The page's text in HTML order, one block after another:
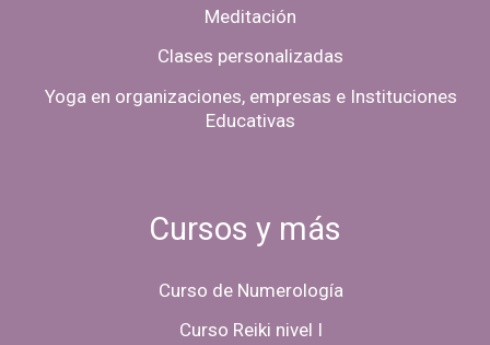
Meditación
Clases personalizadas
Yoga en organizaciones, empresas e Instituciones
Educativas
Cursos y más
Curso de Numerología
Curso Reiki nivel I